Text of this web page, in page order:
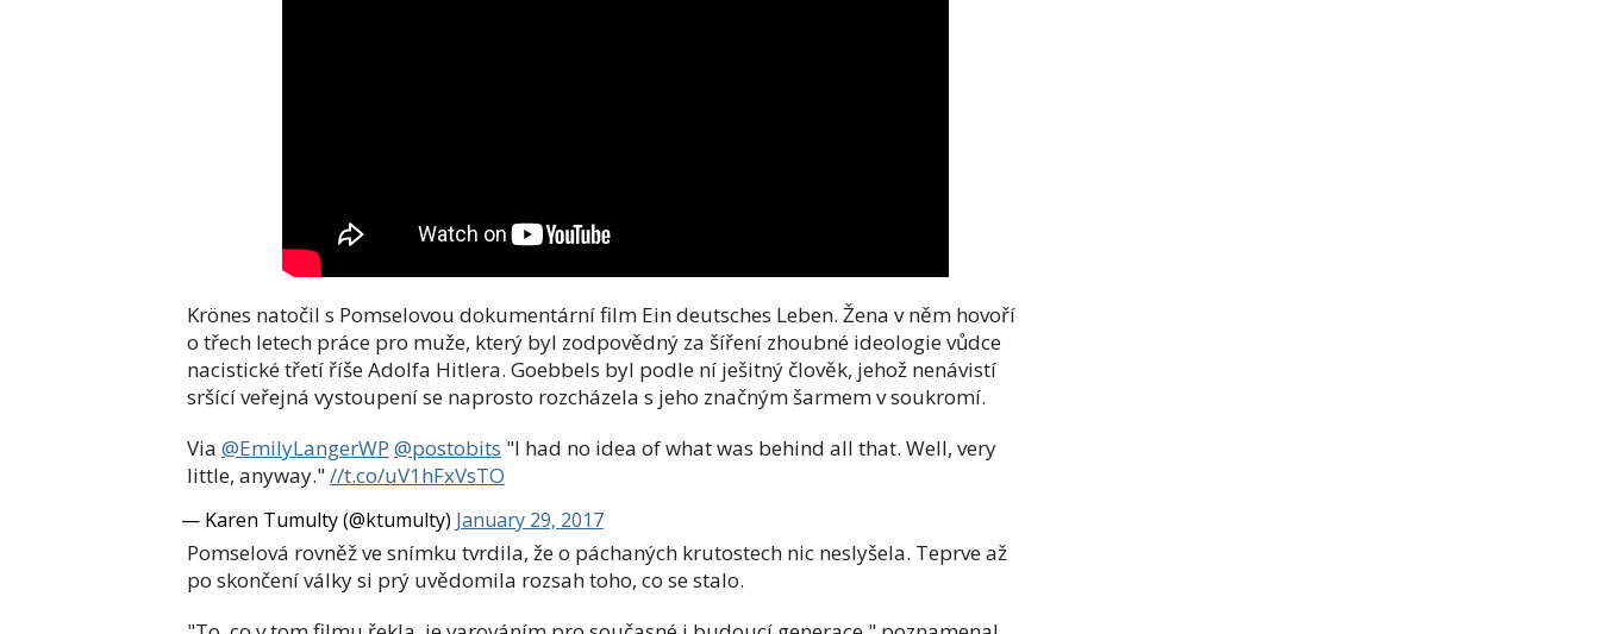
Krönes natočil s Pomselovou dokumentární film Ein deutsches Leben. Žena v něm hovoří
o třech letech práce pro muže, který byl zodpovědný za šíření zhoubné ideologie vůdce
nacistické třetí říše Adolfa Hitlera. Goebbels byl podle ní ješitný člověk, jehož nenávistí
sršící veřejná vystoupení se naprosto rozcházela s jeho značným šarmem v soukromí.
Via @EmilyLangerWP @postobits "I had no idea of what was behind all that. Well, very
little, anyway."//t.co/uV1hFxVsTO
— Karen Tumulty (@ktumulty) January 29, 2017
Pomselová rovněž ve snímku tvrdila, že o páchaných krutostech nic neslyšela. Teprve až
po skončení války si prý uvědomila rozsah toho, co se stalo.